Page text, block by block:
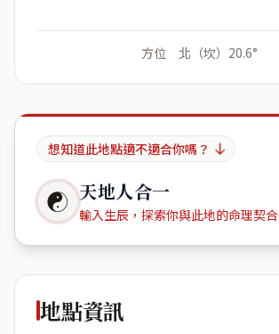
方位 北（坎）20.6°
想知道此地點適不適合你嗎？
☯ 天地人合一
輸入生辰，探索你與此地的命理契合
地點資訊